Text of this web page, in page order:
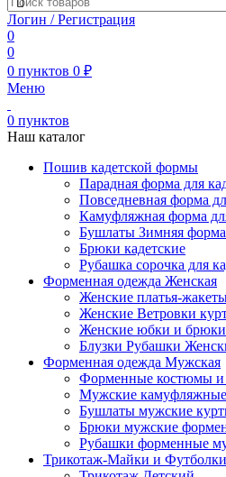
Логин / Регистрация
0
0
0 пунктов 0 ₽
Меню
0 пунктов
Наш каталог
Пошив кадетской формы
Парадная форма для
Повседневная форма
Камуфляжная форма
Бушлаты Зимняя форма
Брюки кадетские
Рубашка сорочка для
Форменная одежда Женская
Женские платья-
Женские Ветровки
Женские юбки и брюки
Блузки Рубашки
Форменная одежда Мужская
Форменные костюмы и
Мужские
Бушлаты мужские
Брюки мужские
Рубашки форменные
Трикотаж-Майки и Футболки